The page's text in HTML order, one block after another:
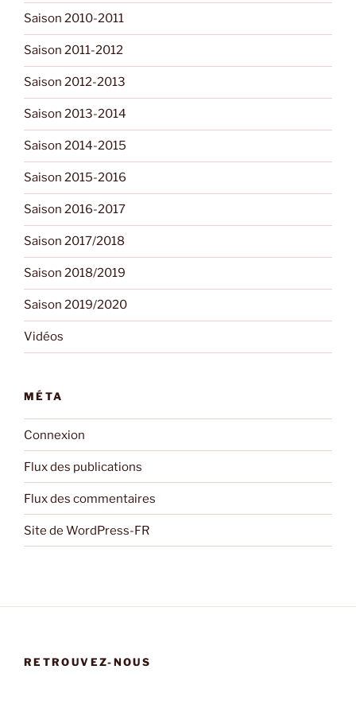
Saison 2010-2011
Saison 2011-2012
Saison 2012-2013
Saison 2013-2014
Saison 2014-2015
Saison 2015-2016
Saison 2016-2017
Saison 2017/2018
Saison 2018/2019
Saison 2019/2020
Vidéos
MÉTA
Connexion
Flux des publications
Flux des commentaires
Site de WordPress-FR
RETROUVEZ-NOUS